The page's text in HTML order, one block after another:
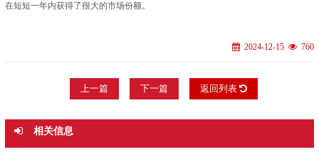
在短短一年内获得了很大的市场份额。
2024-12-15 760
上一篇 下一篇 返回列表
相关信息